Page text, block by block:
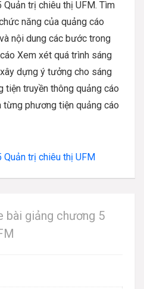
trị chiêu thị UFM. Tìm
năng của quảng cáo
nội dung các bước trong
Xem xét quá trình sáng
dựng ý tưởng cho sáng
tiện truyền thông quảng cáo
phương tiện quảng cáo
trị chiêu thị UFM
bài giảng chương 5